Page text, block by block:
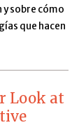
y sobre cómo
que hacen
Look at